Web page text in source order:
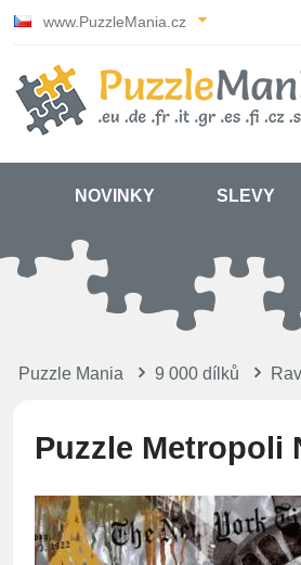
www.PuzzleMania.cz
NOVINKY SLEVY
Puzzle Mania 9 000 dílků
Puzzle Metropoli